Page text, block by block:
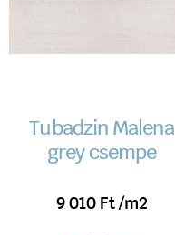
Tubadzin Malena
grey csempe
9 010 Ft /m2